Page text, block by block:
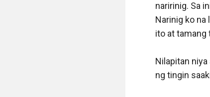
naririnig. Sa
Narinig ko na
ito at tamang
Nilapitan
ng tingin